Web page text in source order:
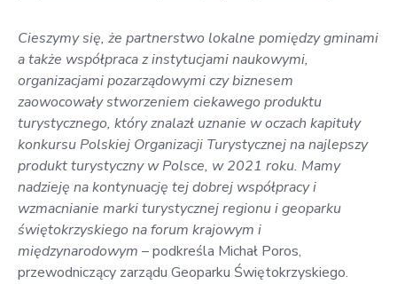
Cieszymy się, że partnerstwo lokalne pomiędzy gminami
a także współpraca z instytucjami naukowymi,
organizacjami pozarządowymi czy biznesem
zaowocowały stworzeniem ciekawego produktu
turystycznego, który znalazł uznanie w oczach kapituły
konkursu Polskiej Organizacji Turystycznej na najlepszy
produkt turystyczny w Polsce, w 2021 roku. Mamy
nadzieję na kontynuację tej dobrej współpracy i
wzmacnianie marki turystycznej regionu i geoparku
świętokrzyskiego na forum krajowym i
międzynarodowym – podkreśla Michał Poros,
przewodniczący zarządu Geoparku Świętokrzyskiego.